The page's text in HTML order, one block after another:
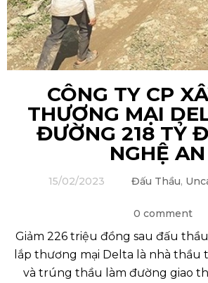
CÔNG TY CP
THƯƠNG MẠI
ĐƯỜNG 218 TỶ
NGHỆ AN
15/02/2023 Đấu Thầu,
0 comment
Giảm 226 triệu đồng sau đấu
lắp thương mại Delta là nhà thầu
và trúng thầu làm đường giao